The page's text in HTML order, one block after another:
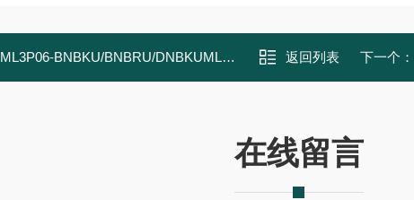
ML3P06-BNBKU/BNBRU/DNBKUML3 自冷直线电机 返回列表 下一个：
在线留言